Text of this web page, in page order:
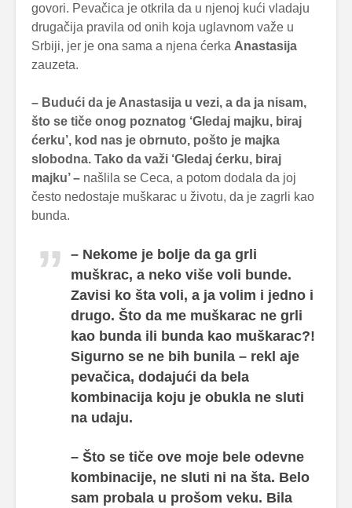
govori. Pevačica je otkrila da u njenoj kući vladaju
drugačija pravila od onih koja uglavnom važe u
Srbiji, jer je ona sama a njena ćerka Anastasija
zauzeta.
– Budući da je Anastasija u vezi, a da ja nisam,
što se tiče onog poznatog ‘Gledaj majku, biraj
ćerku’, kod nas je obrnuto, pošto je majka
slobodna. Tako da važi ‘Gledaj ćerku, biraj
majku’ – našlila se Ceca, a potom dodala da joj
često nedostaje muškarac u životu, da je zagrli kao
bunda.
– Nekome je bolje da ga grli
muškrac, a neko više voli bunde.
Zavisi ko šta voli, a ja volim i jedno i
drugo. Što da me muškarac ne grli
kao bunda ili bunda kao muškarac?!
Sigurno se ne bih bunila – rekl aje
pevačica, dodajući da bela
kombinacija koju je obukla ne sluti
na udaju.
– Što se tiče ove moje bele odevne
kombinacije, ne sluti ni na šta. Belo
sam probala u prošom veku. Bila